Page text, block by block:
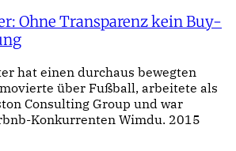
Ohne Transparenz kein Buy-
hat einen durchaus bewegten
über Fußball, arbeitete als
Consulting Group und war
Konkurrenten Wimdu. 2015